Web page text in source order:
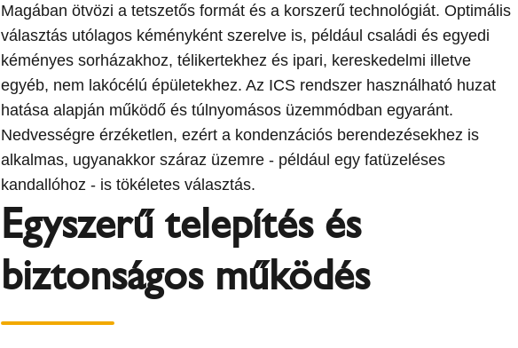
Magában ötvözi a tetszetős formát és a korszerű technológiát. Optimális
választás utólagos kéményként szerelve is, például családi és egyedi
kéményes sorházakhoz, télikertekhez és ipari, kereskedelmi illetve
egyéb, nem lakócélú épületekhez. Az ICS rendszer használható huzat
hatása alapján működő és túlnyomásos üzemmódban egyaránt.
Nedvességre érzéketlen, ezért a kondenzációs berendezésekhez is
alkalmas, ugyanakkor száraz üzemre - például egy fatüzeléses
kandallóhoz - is tökéletes választás.
Egyszerű telepítés és
biztonságos működés